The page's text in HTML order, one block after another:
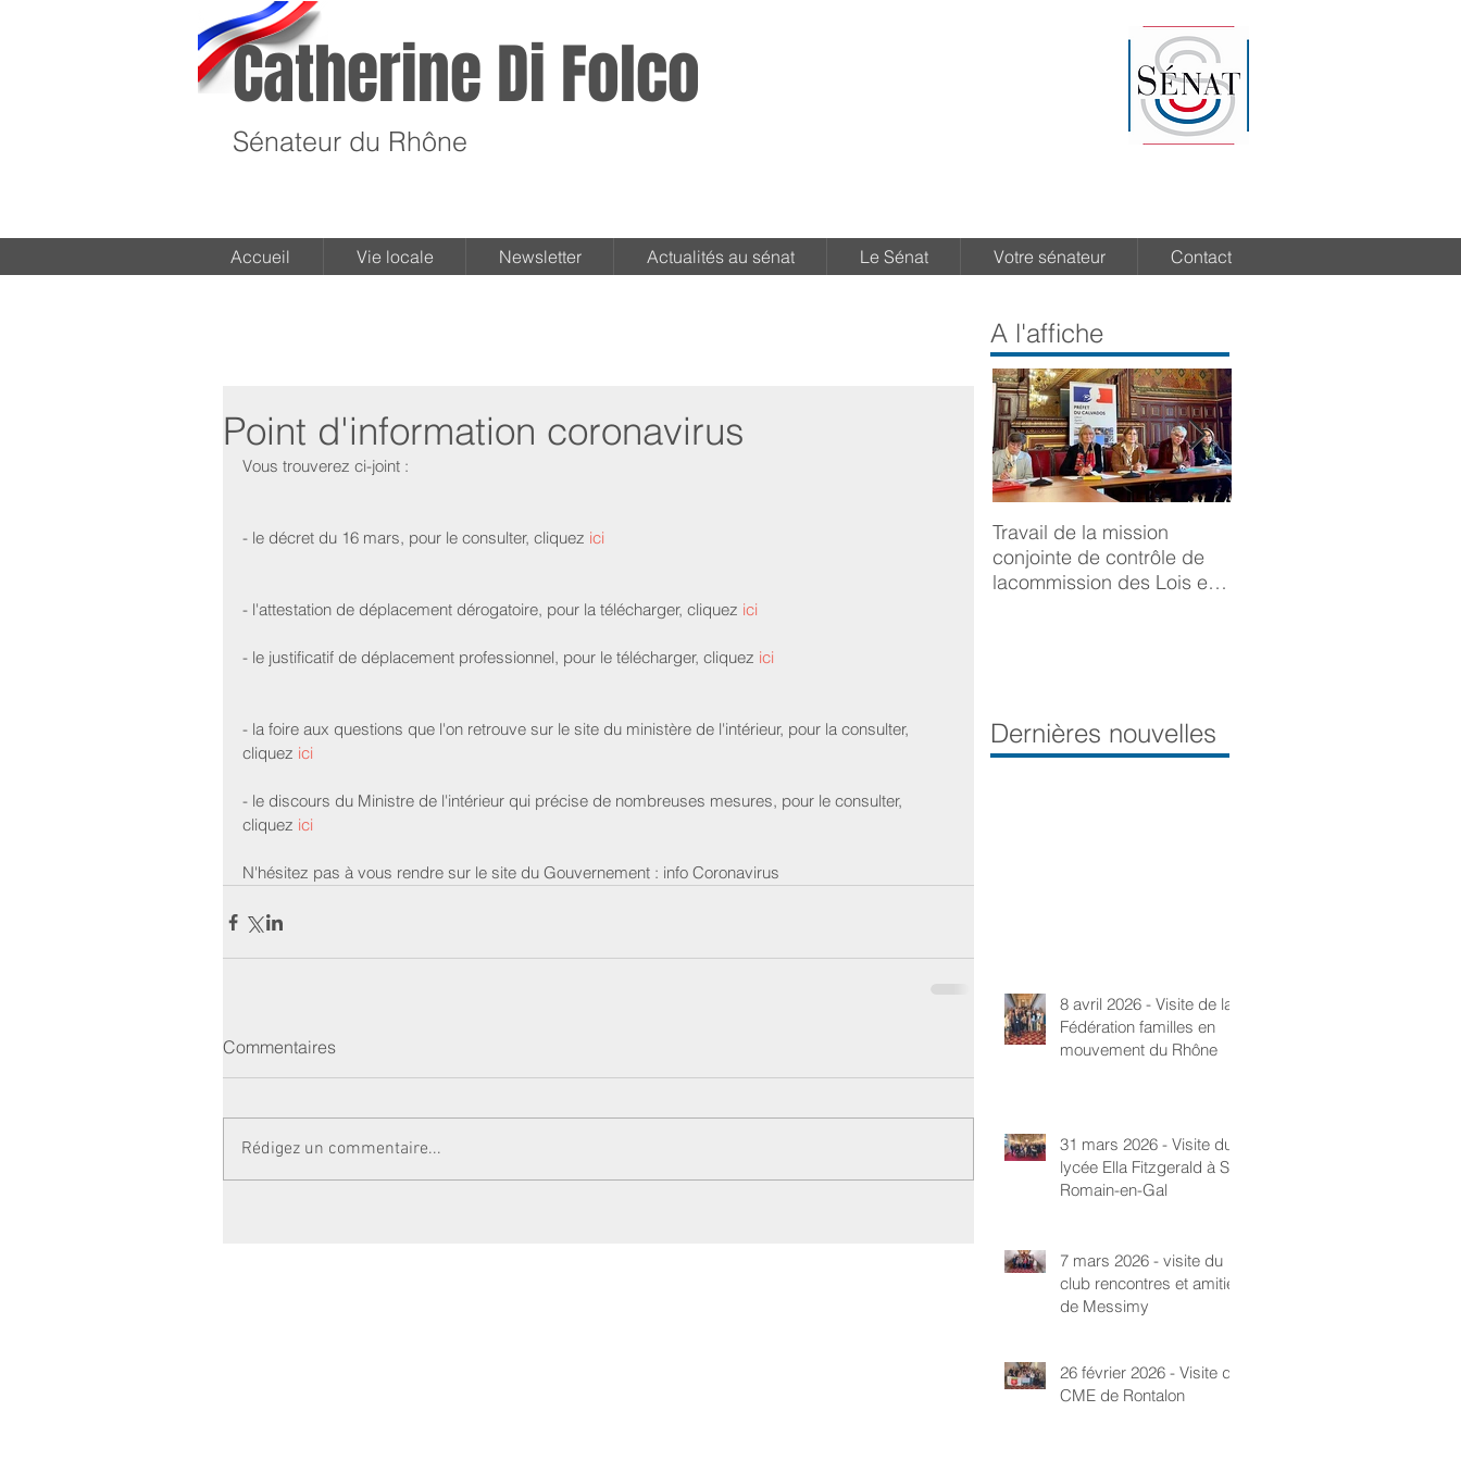
Catherine Di Folco
Sénateur du Rhône
Accueil Vie locale Newsletter Actualités au sénat Le Sénat Votre sénateur Contact
A l'affiche
Point d'information coronavirus
Vous trouverez ci-joint :
- le décret du 16 mars, pour le consulter, cliquez ici
- l'attestation de déplacement dérogatoire, pour la télécharger, cliquez ici
- le justificatif de déplacement professionnel, pour le télécharger, cliquez ici
- la foire aux questions que l'on retrouve sur le site du ministère de l'intérieur, pour la consulter,
cliquez ici
- le discours du Ministre de l'intérieur qui précise de nombreuses mesures, pour le consulter,
cliquez ici
N'hésitez pas à vous rendre sur le site du Gouvernement : info Coronavirus
Commentaires
Rédigez un commentaire...
Travail de la mission
conjointe de contrôle de
lacommission des Lois et
Dernières nouvelles
8 avril 2026 - Visite de la
Fédération familles en
mouvement du Rhône
31 mars 2026 - Visite du
lycée Ella Fitzgerald à St-
Romain-en-Gal
7 mars 2026 - visite du
club rencontres et amitié
de Messimy
26 février 2026 - Visite du
CME de Rontalon